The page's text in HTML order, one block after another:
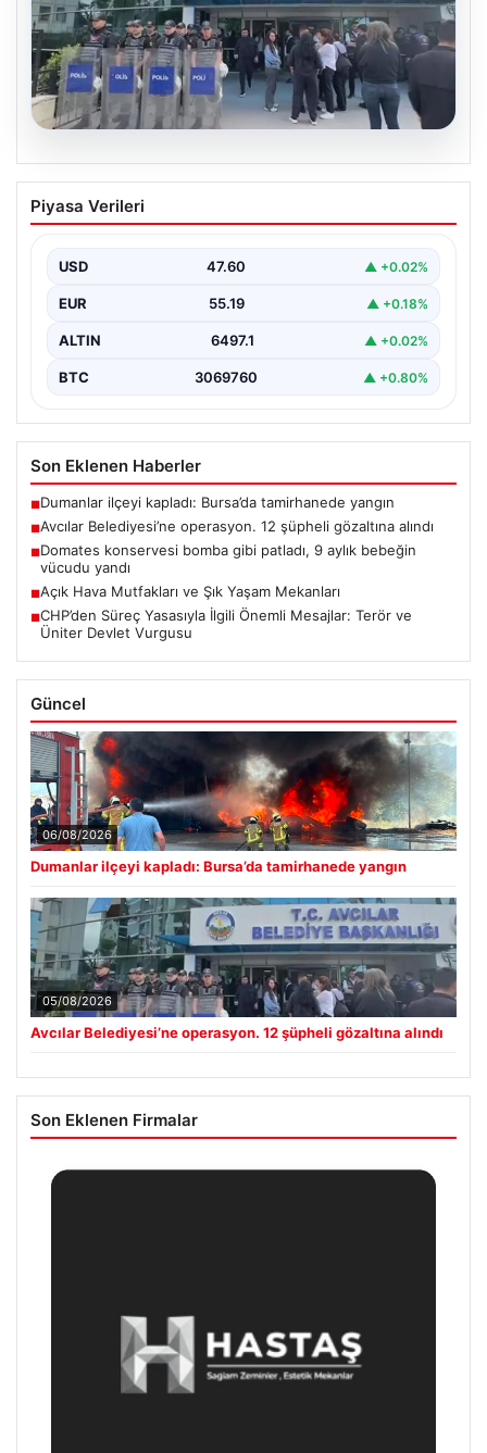
05.08.2026
Avcılar Belediyesi’ne operasyon. 12
şüpheli gözaltına alındı
Piyasa Verileri
USD 47.60 ▲ +0.02%
EUR 55.19 ▲ +0.18%
ALTIN 6497.1 ▲ +0.02%
BTC 3069760 ▲ +0.80%
Son Eklenen Haberler
■Dumanlar ilçeyi kapladı: Bursa’da tamirhanede yangın
■Avcılar Belediyesi’ne operasyon. 12 şüpheli gözaltına alındı
■Domates konservesi bomba gibi patladı, 9 aylık bebeğin
vücudu yandı
■Açık Hava Mutfakları ve Şık Yaşam Mekanları
■CHP’den Süreç Yasasıyla İlgili Önemli Mesajlar: Terör ve
Üniter Devlet Vurgusu
Güncel
06/08/2026
Dumanlar ilçeyi kapladı: Bursa’da tamirhanede yangın
05/08/2026
Avcılar Belediyesi’ne operasyon. 12 şüpheli gözaltına alındı
Son Eklenen Firmalar